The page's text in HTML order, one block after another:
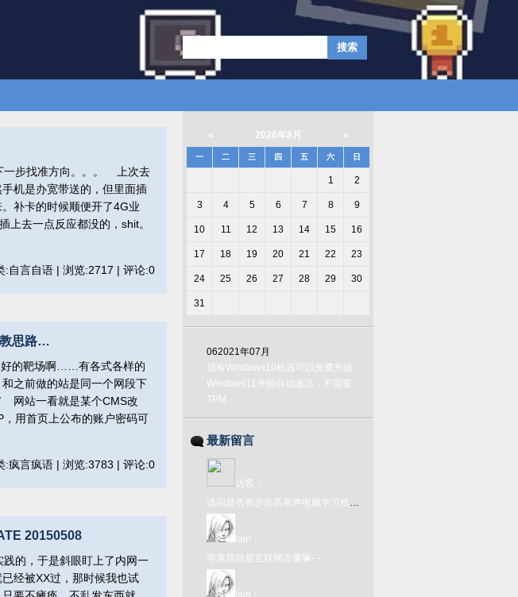
步找准方向。。。 上次去
机是办宽带送的，但里面插
补卡的时候顺便开了4G业
上去一点反应都没的，shit。
:自言自语 | 浏览:2717 | 评论:0
思路…
好的靶场啊……有各式各样的
之前做的站是同一个网段下
网站一看就是某个CMS改
用首页上公布的账户密码可
:疯言疯语 | 浏览:3783 | 评论:0
20150508
的，于是斜眼盯上了内网一
经被XX过，那时候我也试
« 2026年8月 »
一 二 三 四 五 六 日
1 2
3 4 5 6 7 8 9
10 11 12 13 14 15 16
17 18 19 20 21 22 23
24 25 26 27 28 29 30
31
062021年07月
现有Windows10机器可以免费升级
Windows11并能自动激活，不需要
TPM
最新留言
访客
请问是否有步步高有声电脑学习机语音1号或2号的ROM文件？
lain
毕竟我就是互联网古董嘛-.-
lain